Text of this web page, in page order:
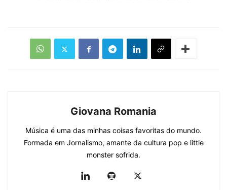
Giovana Romania
Música é uma das minhas coisas favoritas do mundo.
Formada em Jornalismo, amante da cultura pop e little
monster sofrida.